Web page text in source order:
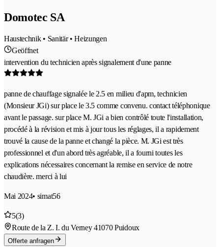
Domotec SA
Haustechnik • Sanitär • Heizungen
Geöffnet
intervention du technicien après signalement d'une panne
panne de chauffage signalée le 2.5 en milieu d'apm, technicien
(Monsieur JGi) sur place le 3.5 comme convenu. contact téléphonique
avant le passage. sur place M. JGi a bien contrôlé toute l'installation,
procédé à la révision et mis à jour tous les réglages, il a rapidement
trouvé la cause de la panne et changé la pièce. M. JGi est très
professionnel et d'un abord très agréable, il a fourni toutes les
explications nécessaires concernant la remise en service de notre
chaudière. merci à lui
Mai 2024• simat56
5(3)
Route de la Z. I. du Verney 41070 Puidoux
Offerte anfragen